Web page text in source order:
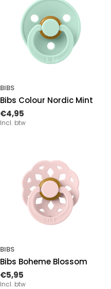
BIBS
Bibs Colour Nordic Mint
€4,95
Incl. btw
BIBS
Bibs Boheme Blossom
€5,95
Incl. btw